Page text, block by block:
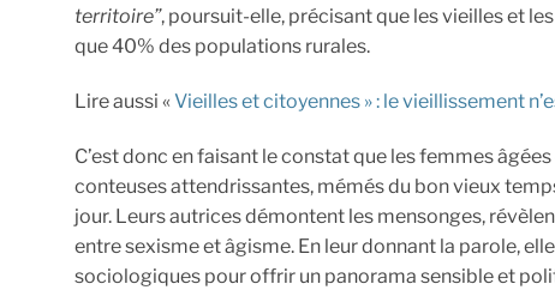
territoire”, poursuit-elle, précisant que les vieilles et
que 40% des populations rurales.
Lire aussi « Vieilles et citoyennes » : le vieillissement
C’est donc en faisant le constat que les femmes
conteuses attendrissantes, mémés du bon vieux
jour. Leurs autrices démontent les mensonges,
entre sexisme et âgisme. En leur donnant la parole,
sociologiques pour offrir un panorama sensible et